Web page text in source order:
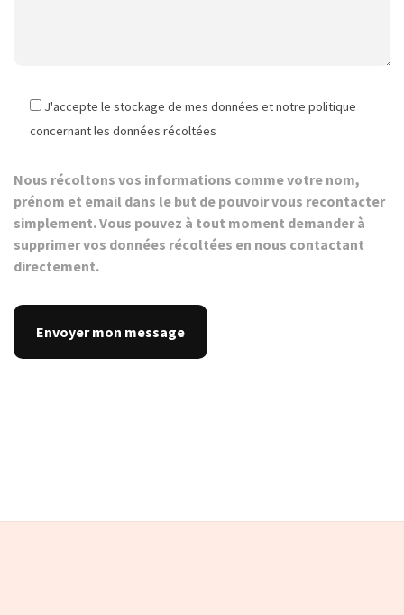
J'accepte le stockage de mes données et notre politique
concernant les données récoltées
Nous récoltons vos informations comme votre nom,
prénom et email dans le but de pouvoir vous recontacter
simplement. Vous pouvez à tout moment demander à
supprimer vos données récoltées en nous contactant
directement.